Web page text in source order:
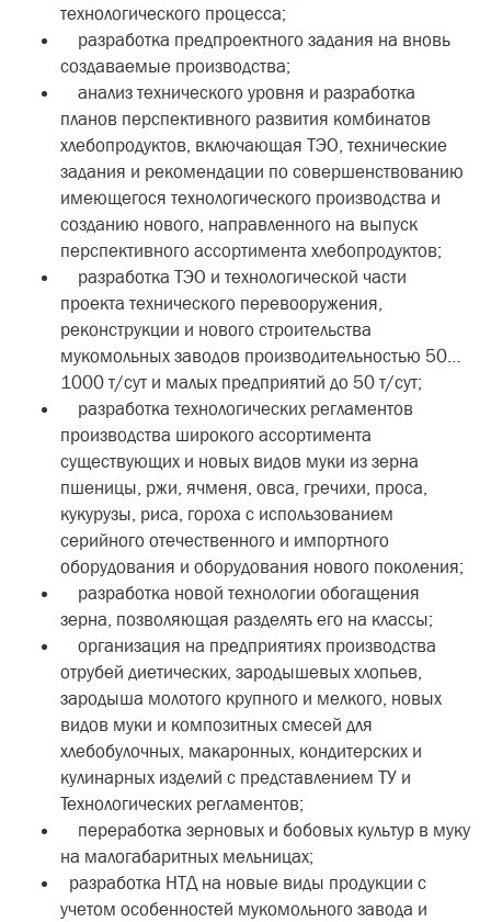
технологического процесса;
разработка предпроектного задания на вновь
создаваемые производства;
анализ технического уровня и разработка
планов перспективного развития комбинатов
хлебопродуктов, включающая ТЭО, технические
задания и рекомендации по совершенствованию
имеющегося технологического производства и
созданию нового, направленного на выпуск
перспективного ассортимента хлебопродуктов;
разработка ТЭО и технологической части
проекта технического перевооружения,
реконструкции и нового строительства
мукомольных заводов производительностью 50…
1000 т/сут и малых предприятий до 50 т/сут;
разработка технологических регламентов
производства широкого ассортимента
существующих и новых видов муки из зерна
пшеницы, ржи, ячменя, овса, гречихи, проса,
кукурузы, риса, гороха с использованием
серийного отечественного и импортного
оборудования и оборудования нового поколения;
разработка новой технологии обогащения
зерна, позволяющая разделять его на классы;
организация на предприятиях производства
отрубей диетических, зародышевых хлопьев,
зародыша молотого крупного и мелкого, новых
видов муки и композитных смесей для
хлебобулочных, макаронных, кондитерских и
кулинарных изделий с представлением ТУ и
Технологических регламентов;
переработка зерновых и бобовых культур в муку
на малогабаритных мельницах;
разработка НТД на новые виды продукции с
учетом особенностей мукомольного завода и